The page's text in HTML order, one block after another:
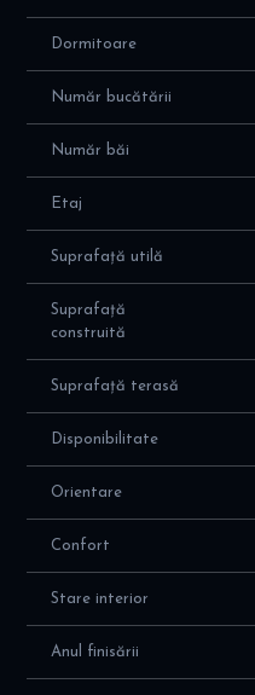
Dormitoare
Număr bucătării
Număr băi
Etaj
Suprafață utilă
Suprafață
construită
Suprafață terasă
Disponibilitate
Orientare
Confort
Stare interior
Anul finisării